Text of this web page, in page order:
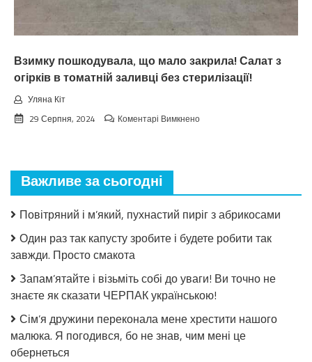
чeкaв
Взимку пошкодувала, що мало закрила! Салат з
огірків в томатній заливці без стерилізації!
Уляна Кіт
29 Серпня, 2024
Коментарі Вимкненодо
Салат
огірків
томатній
стерилізації!
Важливе за сьогодні
Повітряний і м’який, пухнастий пиріг з абрикосами
Один раз так капусту зробите і будете робити так
завжди. Просто смакота
Запам’ятайте і візьміть собі до уваги! Ви точно не
знаєте як сказати ЧЕРПАК українською!
Сім’я дружини переконала мене хрестити нашого
малюка. Я погодився, бо не знав, чим мені це
обернеться